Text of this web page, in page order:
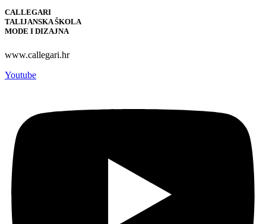
CALLEGARI
TALIJANSKA ŠKOLA
MODE I DIZAJNA
www.callegari.hr
Youtube